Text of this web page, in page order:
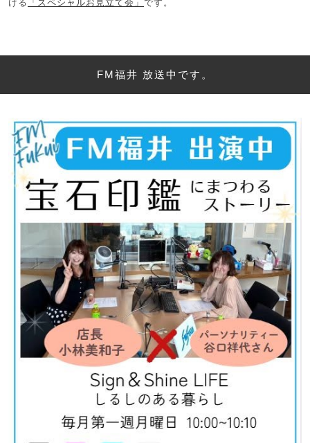
ける 「スペシャルお見立て会」 です。
FM福井 放送中です。